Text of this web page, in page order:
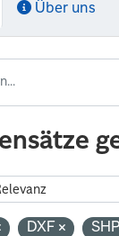
Über uns
DXF